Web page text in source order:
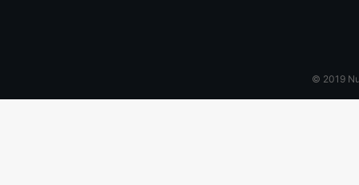
© 2019